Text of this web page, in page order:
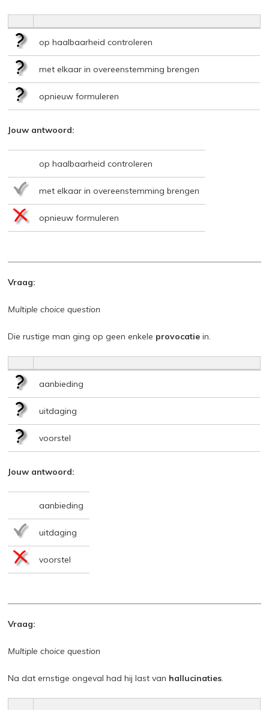
op haalbaarheid controleren
met elkaar in overeenstemming brengen
opnieuw formuleren
Jouw antwoord:
op haalbaarheid controleren
met elkaar in overeenstemming brengen
opnieuw formuleren
Vraag:
Multiple choice question
Die rustige man ging op geen enkele provocatie in.
aanbieding
uitdaging
voorstel
Jouw antwoord:
aanbieding
uitdaging
voorstel
Vraag:
Multiple choice question
Na dat ernstige ongeval had hij last van hallucinaties.